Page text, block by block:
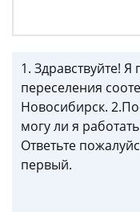
1. Здравствуйте!
переселения
Новосибирск.
могу ли я
Ответьте
первый.